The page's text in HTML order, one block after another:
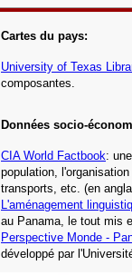
Cartes du pays:
University of Texas
composantes.
Données socio-
CIA World Factbook:
population,
transports, etc. (en
L'aménagement
au Panama, le tout mis
Perspective Monde -
développé par